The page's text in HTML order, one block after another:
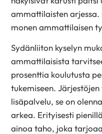
ammattilaisten
monen ammattilaisen
Sydänliiton kyselyn
ammattilaisista
prosenttia koulutusta
tukemiseen.
lisäpalvelu, se on
arkea. Erityisesti
ainoa taho, joka